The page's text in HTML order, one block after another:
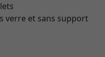
verre et sans support